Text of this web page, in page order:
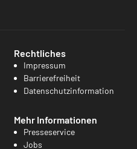
Rechtliches
Impressum
Barrierefreiheit
Datenschutzinformation
Mehr Informationen
Presseservice
Jobs